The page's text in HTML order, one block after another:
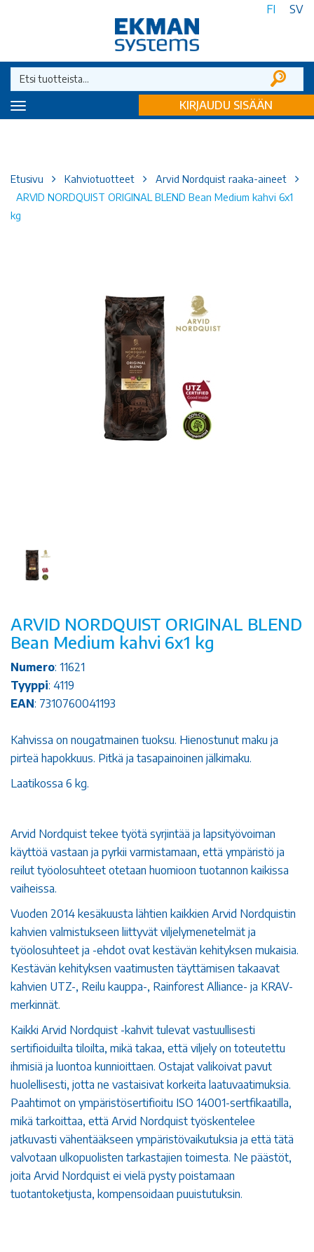
FI SV
Toggle
KIRJAUDU SISÄÄN
Etusivu Kahviotuotteet
Arvid Nordquist raaka-aineet
ARVID NORDQUIST ORIGINAL BLEND Bean Medium kahvi 6x1
kg
ARVID NORDQUIST ORIGINAL BLEND
Bean Medium kahvi 6x1 kg
Numero: 11621
Tyyppi: 4119
EAN: 7310760041193
Kahvissa on nougatmainen tuoksu. Hienostunut maku ja
pirteä hapokkuus. Pitkä ja tasapainoinen jälkimaku.
Laatikossa 6 kg.
Arvid Nordquist tekee työtä syrjintää ja lapsityövoiman
käyttöä vastaan ja pyrkii varmistamaan, että ympäristö ja
reilut työolosuhteet otetaan huomioon tuotannon kaikissa
vaiheissa.
Vuoden 2014 kesäkuusta lähtien kaikkien Arvid Nordquistin
kahvien valmistukseen liittyvät viljelymenetelmät ja
työolosuhteet ja -ehdot ovat kestävän kehityksen mukaisia.
Kestävän kehityksen vaatimusten täyttämisen takaavat
kahvien UTZ-, Reilu kauppa-, Rainforest Alliance- ja KRAV-
merkinnät.
Kaikki Arvid Nordquist -kahvit tulevat vastuullisesti
sertifioiduilta tiloilta, mikä takaa, että viljely on toteutettu
ihmisiä ja luontoa kunnioittaen. Ostajat valikoivat pavut
huolellisesti, jotta ne vastaisivat korkeita laatuvaatimuksia.
Paahtimot on ympäristösertifioitu ISO 14001-sertfikaatilla,
mikä tarkoittaa, että Arvid Nordquist työskentelee
jatkuvasti vähentääkseen ympäristövaikutuksia ja että tätä
valvotaan ulkopuolisten tarkastajien toimesta. Ne päästöt,
joita Arvid Nordquist ei vielä pysty poistamaan
tuotantoketjusta, kompensoidaan puuistutuksin.